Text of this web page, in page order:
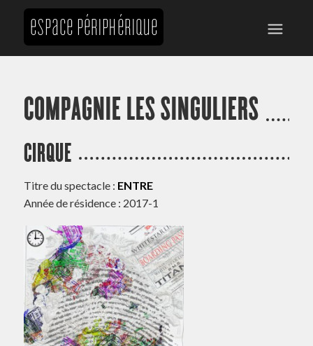
COMPAGNIE LES SINGULIERS
CIRQUE
Titre du spectacle : ENTRE
Année de résidence : 2017-1